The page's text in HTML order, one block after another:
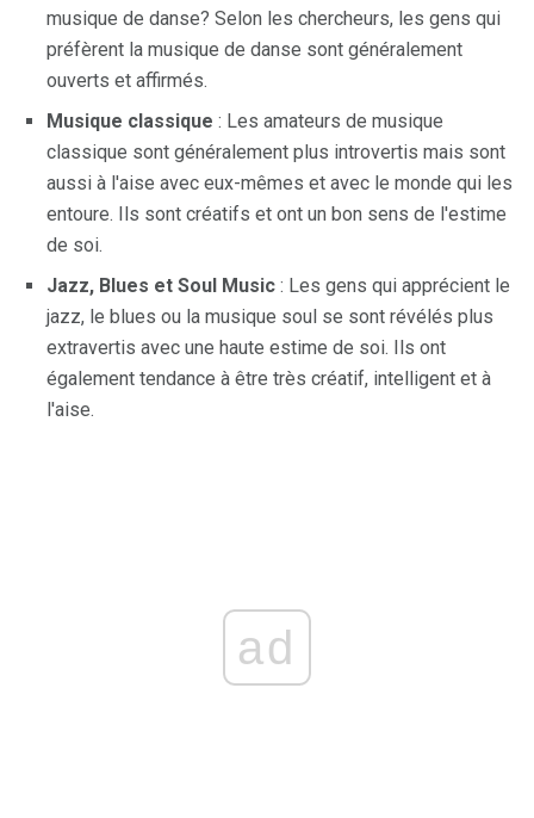
musique de danse? Selon les chercheurs, les gens qui
préfèrent la musique de danse sont généralement
ouverts et affirmés.
Musique classique : Les amateurs de musique
classique sont généralement plus introvertis mais sont
aussi à l'aise avec eux-mêmes et avec le monde qui les
entoure. Ils sont créatifs et ont un bon sens de l'estime
de soi.
Jazz, Blues et Soul Music : Les gens qui apprécient le
jazz, le blues ou la musique soul se sont révélés plus
extravertis avec une haute estime de soi. Ils ont
également tendance à être très créatif, intelligent et à
l'aise.
ad